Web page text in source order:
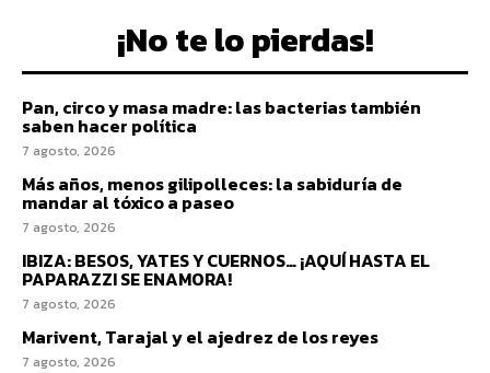
¡No te lo pierdas!
Pan, circo y masa madre: las bacterias también
saben hacer política
7 agosto, 2026
Más años, menos gilipolleces: la sabiduría de
mandar al tóxico a paseo
7 agosto, 2026
IBIZA: BESOS, YATES Y CUERNOS… ¡AQUÍ HASTA EL
PAPARAZZI SE ENAMORA!
7 agosto, 2026
Marivent, Tarajal y el ajedrez de los reyes
7 agosto, 2026